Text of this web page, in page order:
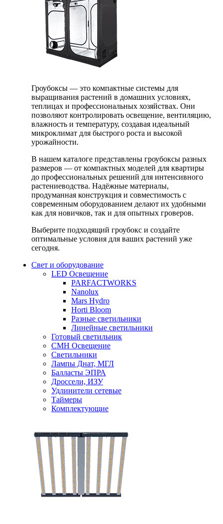
Гроубоксы — это компактные системы для
выращивания растений в домашних условиях,
теплицах и профессиональных хозяйствах. Они
позволяют контролировать освещение, вентиляцию,
влажность и температуру, создавая идеальный
микроклимат для быстрого роста и высокой
урожайности.
В нашем каталоге представлены гроубоксы разных
размеров — от компактных моделей для квартиры
до профессиональных решений для интенсивного
растениеводства. Надёжные материалы,
продуманная конструкция и совместимость с
современным оборудованием делают их удобными
как для новичков, так и для опытных гроверов.
Выберите подходящий гроубокс и создайте
оптимальные условия для ваших растений уже
сегодня.
Свет и оборудование
LED Освещение
PARFACTWORKS
Nanolux
Mars Hydro
Horti Bloom
Разные светильники
Линейные светильники
Готовый светильник
CMH Освещение
Светильники
Лампы Днат, МГЛ
Балласты ЭПРА
Дроссели, ИЗУ
Удлинители сетевые
Таймеры
Комплектующие